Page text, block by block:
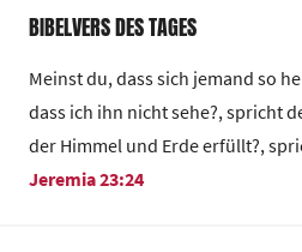
BIBELVERS DES TAGES
Meinst du, dass sich jemand so
dass ich ihn nicht sehe?, spricht
der Himmel und Erde erfüllt?,
Jeremia 23:24